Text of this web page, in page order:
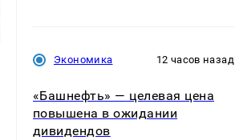
Экономика 12 часов назад
«Башнефть» — целевая цена
повышена в ожидании
дивидендов